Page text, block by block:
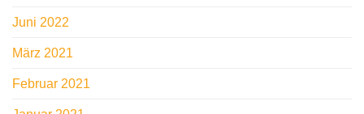
Juni 2022
März 2021
Februar 2021